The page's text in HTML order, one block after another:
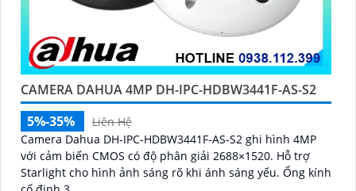
CAMERA DAHUA 4MP DH-IPC-HDBW3441F-AS-S2
5%-35%
Liên Hệ
Camera Dahua DH-IPC-HDBW3441F-AS-S2 ghi hình 4MP
với cảm biến CMOS có độ phân giải 2688×1520. Hỗ trợ
Starlight cho hình ảnh sáng rõ khi ánh sáng yếu. Ống kính